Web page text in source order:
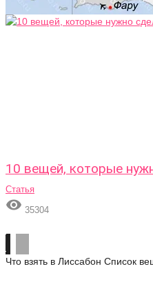
10 вещей, которые
Статья
 35304
Что взять в Лиссабон Список